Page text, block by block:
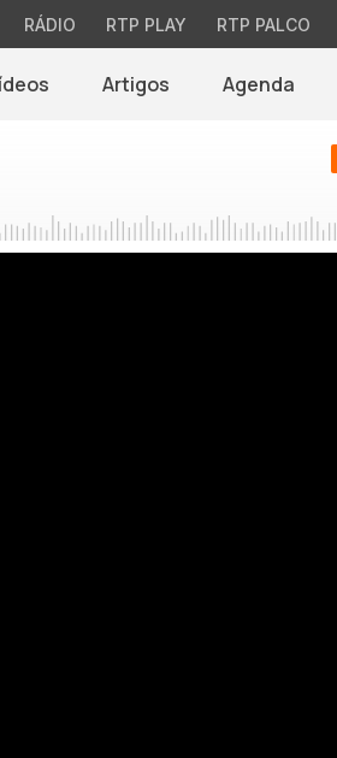
RÁDIO RTP PLAY RTP PALCO
Artigos Agenda